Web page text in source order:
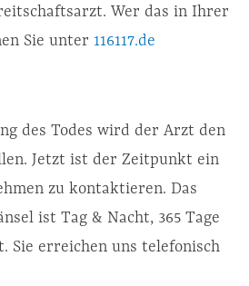
Wer das in Ihrer
Sie unter 116117.de
des Todes wird der Arzt den
Jetzt ist der Zeitpunkt ein
zu kontaktieren. Das
ist Tag & Nacht, 365 Tage
Sie erreichen uns telefonisch